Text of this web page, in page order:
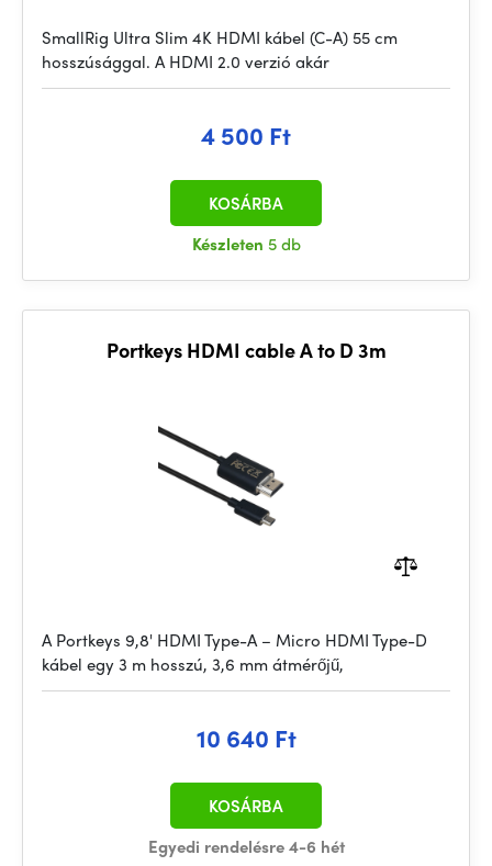
SmallRig Ultra Slim 4K HDMI kábel (C-A) 55 cm
hosszúsággal. A HDMI 2.0 verzió akár
4 500 Ft
Készleten 5 db
KOSÁRBA
Portkeys HDMI cable A to D 3m
A Portkeys 9,8' HDMI Type-A – Micro HDMI Type-D
kábel egy 3 m hosszú, 3,6 mm átmérőjű,
10 640 Ft
Egyedi rendelésre 4-6 hét
KOSÁRBA